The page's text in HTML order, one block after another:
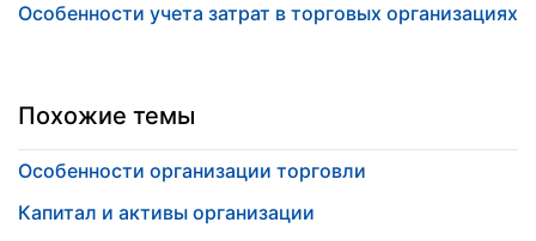
Особенности учета затрат в торговых организациях
Похожие темы
Особенности организации торговли
Капитал и активы организации